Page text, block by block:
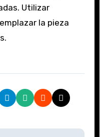
Utilizar
la pieza